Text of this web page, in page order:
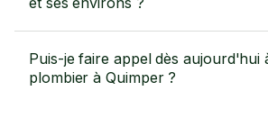
Puis-je faire appel dès aujourd'hui
plombier à Quimper ?